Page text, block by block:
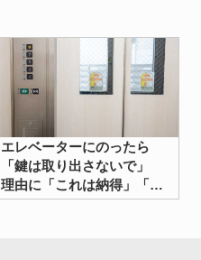
エレベーターにのったら
「鍵は取り出さないで」
理由に「これは納得」「二
度とやらない！」